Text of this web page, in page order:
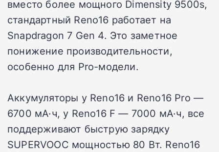
вместо более мощного Dimensity 9500s,
стандартный Reno16 работает на
Snapdragon 7 Gen 4. Это заметное
понижение производительности,
особенно для Pro-модели.
Аккумуляторы у Reno16 и Reno16 Pro —
6700 мА·ч, у Reno16 F — 7000 мА·ч, все
поддерживают быструю зарядку
SUPERVOOC мощностью 80 Вт. Reno16